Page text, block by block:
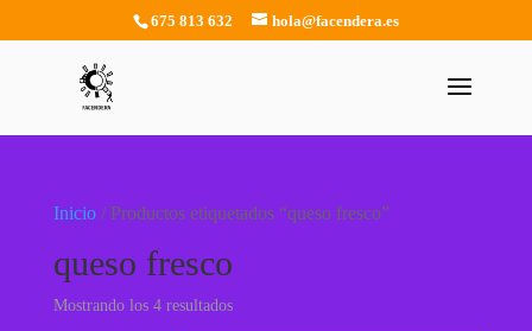
675 813 632 hola@facendera.es
Inicio/ Productos etiquetados “queso fresco”
queso fresco
Mostrando los 4 resultados